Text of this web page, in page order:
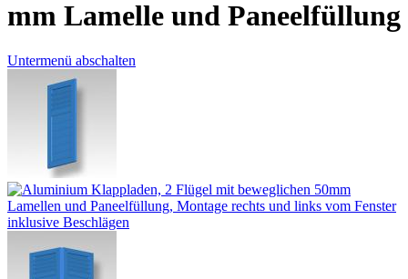
mm Lamelle und Paneelfüllung
Untermenü abschalten